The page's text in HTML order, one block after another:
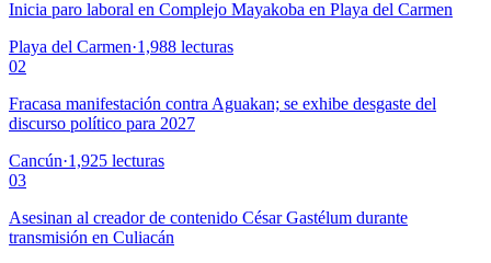
Inicia paro laboral en Complejo Mayakoba en Playa del Carmen
Playa del Carmen·1,988 lecturas
02
Fracasa manifestación contra Aguakan; se exhibe desgaste del
discurso político para 2027
Cancún·1,925 lecturas
03
Asesinan al creador de contenido César Gastélum durante
transmisión en Culiacán